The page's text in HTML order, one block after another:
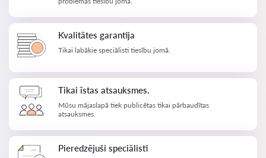
Kvalitātes garantija
Tikai labākie speciālisti tiesību jomā.
Tikai īstas atsauksmes.
Mūsu mājaslapā tiek publicētas tikai pārbaudītas
atsauksmes.
Pieredzējuši speciālisti